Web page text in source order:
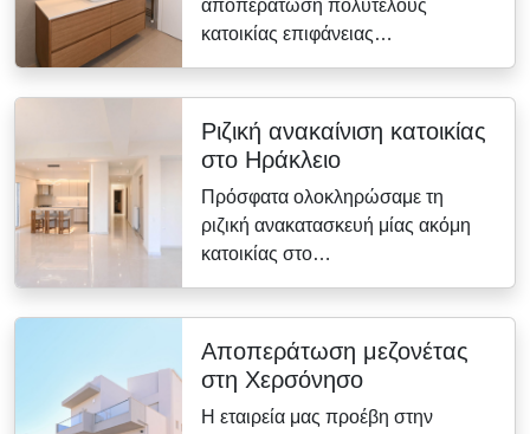
αποπεράτωση πολυτελούς
κατοικίας επιφάνειας…
Ριζική ανακαίνιση κατοικίας
στο Ηράκλειο
Πρόσφατα ολοκληρώσαμε τη
ριζική ανακατασκευή μίας ακόμη
κατοικίας στο…
Αποπεράτωση μεζονέτας
στη Χερσόνησο
Η εταιρεία μας προέβη στην